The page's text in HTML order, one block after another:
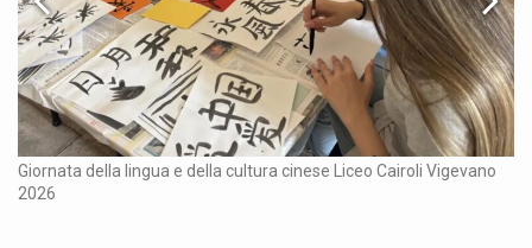
Giornata della lingua e della cultura cinese Liceo Cairoli Vigevano
2026